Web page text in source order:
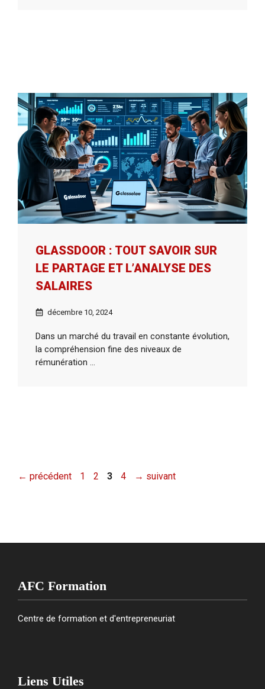
GLASSDOOR : TOUT SAVOIR SUR
LE PARTAGE ET L’ANALYSE DES
SALAIRES
décembre 10, 2024
Dans un marché du travail en constante évolution,
la compréhension fine des niveaux de
rémunération ...
← précédent Page
1 Page
2 Page
3 Page
4 → suivant
AFC Formation
Centre de formation et d'entrepreneuriat
Liens Utiles